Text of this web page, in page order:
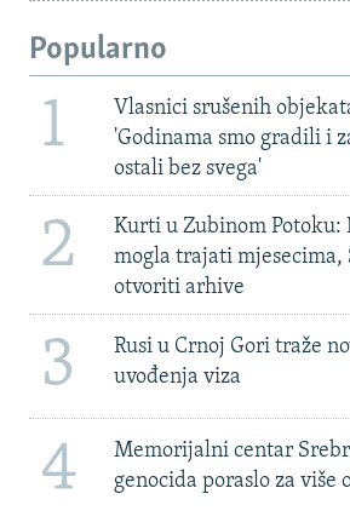
Popularno
1
Vlasnici srušenih
'Godinama smo gradili i
ostali bez svega'
2
Kurti u Zubinom Potoku:
mogla trajati
otvoriti arhive
3
Rusi u Crnoj Gori traže
uvođenja viza
4
Memorijalni centar
genocida poraslo za više